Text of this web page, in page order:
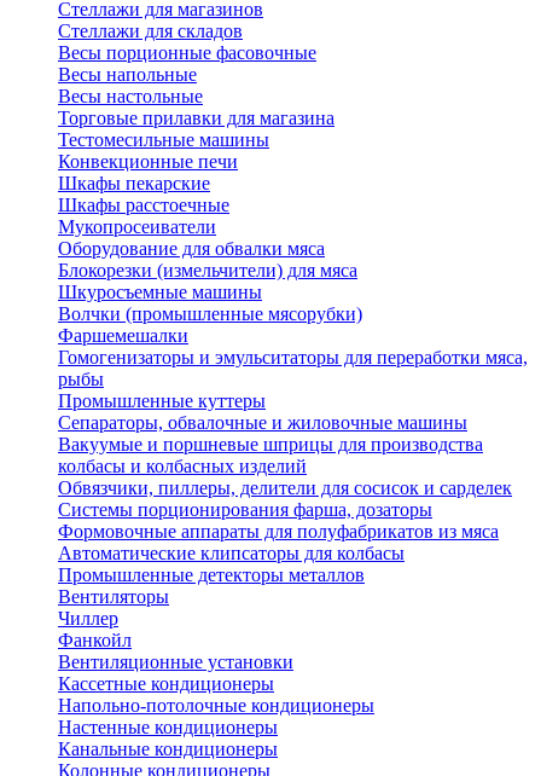
Стеллажи для магазинов
Стеллажи для складов
Весы порционные фасовочные
Весы напольные
Весы настольные
Торговые прилавки для магазина
Тестомесильные машины
Конвекционные печи
Шкафы пекарские
Шкафы расстоечные
Мукопросеиватели
Оборудование для обвалки мяса
Блокорезки (измельчители) для мяса
Шкуросъемные машины
Волчки (промышленные мясорубки)
Фаршемешалки
Гомогенизаторы и эмульситаторы для переработки мяса,
рыбы
Промышленные куттеры
Сепараторы, обвалочные и жиловочные машины
Вакуумые и поршневые шприцы для производства
колбасы и колбасных изделий
Обвязчики, пиллеры, делители для сосисок и сарделек
Системы порционирования фарша, дозаторы
Формовочные аппараты для полуфабрикатов из мяса
Автоматические клипсаторы для колбасы
Промышленные детекторы металлов
Вентиляторы
Чиллер
Фанкойл
Вентиляционные установки
Кассетные кондиционеры
Напольно-потолочные кондиционеры
Настенные кондиционеры
Канальные кондиционеры
Колонные кондиционеры